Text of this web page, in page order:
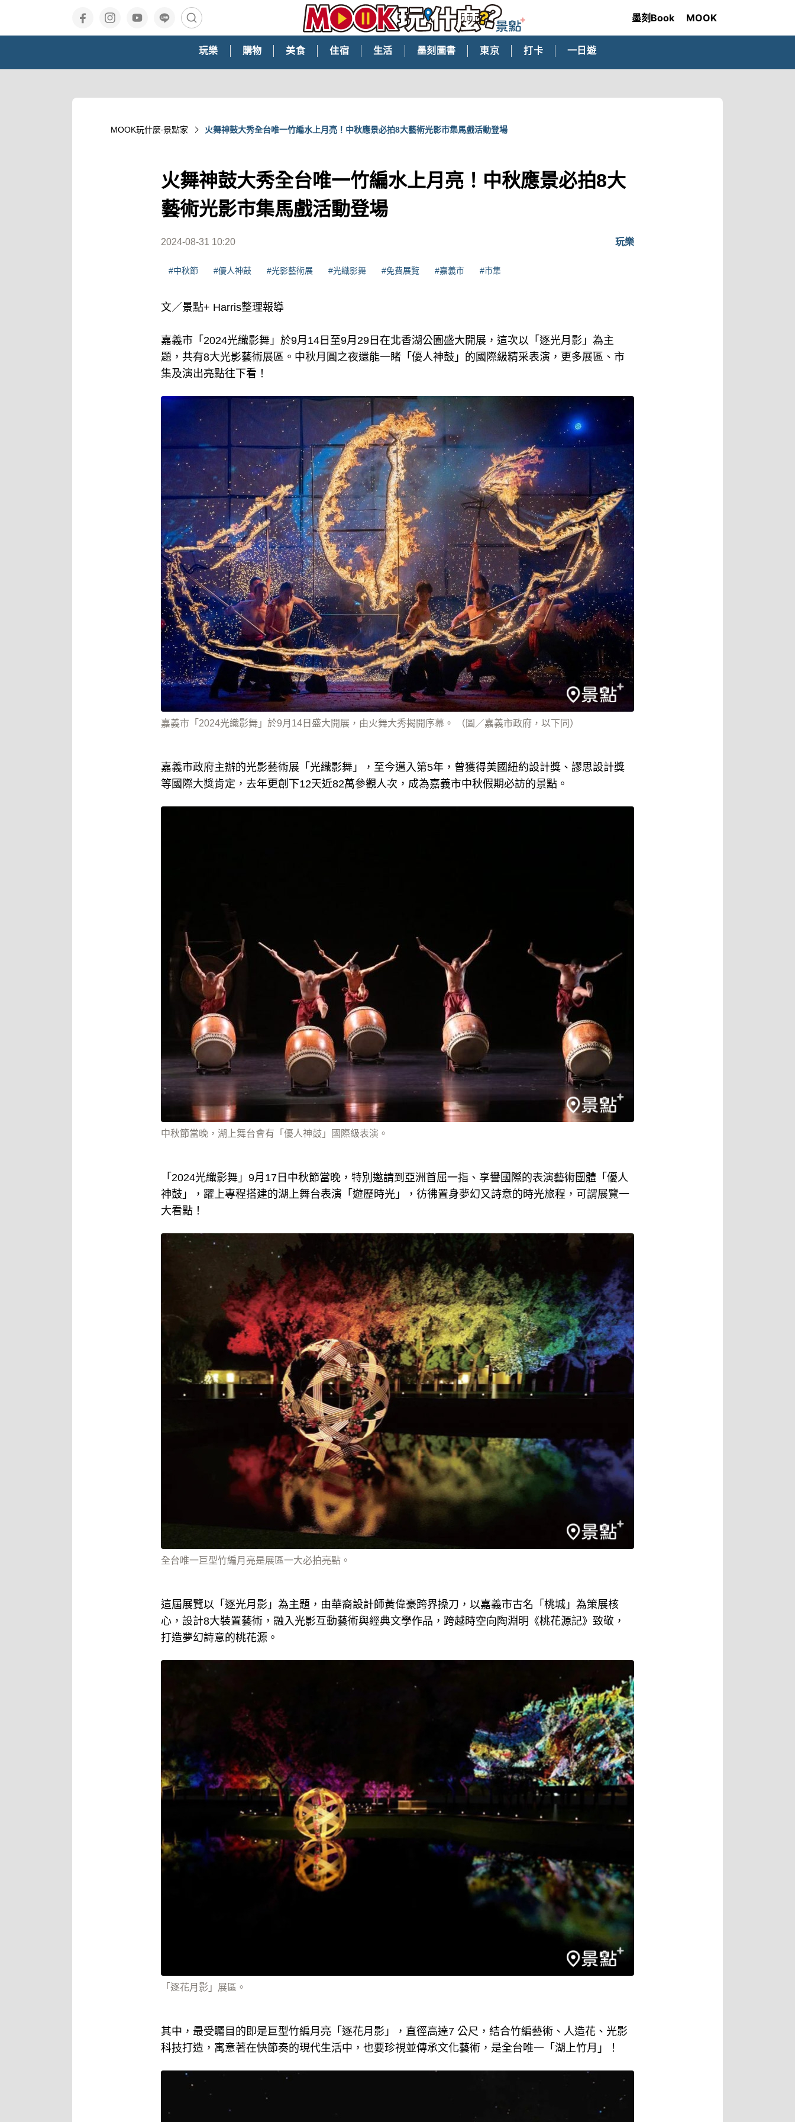
墨刻Book MOOK
玩樂 購物 美食 住宿 生活 墨刻圖書 東京 打卡 一日遊
MOOK玩什麼‧景點家 火舞神鼓大秀全台唯一竹編水上月亮！中秋應景必拍8大藝術光影市集馬戲活動登場
火舞神鼓大秀全台唯一竹編水上月亮！中秋應景必拍8大
藝術光影市集馬戲活動登場
2024-08-31 10:20 玩樂
#中秋節 #優人神鼓 #光影藝術展 #光織影舞 #免費展覽 #嘉義市 #市集
文／景點+ Harris整理報導
嘉義市「2024光織影舞」於9月14日至9月29日在北香湖公園盛大開展，這次以「逐光月影」為主
題，共有8大光影藝術展區。中秋月圓之夜還能一睹「優人神鼓」的國際級精采表演，更多展區、市
集及演出亮點往下看！
嘉義市「2024光織影舞」於9月14日盛大開展，由火舞大秀揭開序幕。 （圖／嘉義市政府，以下同）
嘉義市政府主辦的光影藝術展「光織影舞」，至今邁入第5年，曾獲得美國紐約設計獎、謬思設計獎
等國際大獎肯定，去年更創下12天近82萬參觀人次，成為嘉義市中秋假期必訪的景點。
中秋節當晚，湖上舞台會有「優人神鼓」國際級表演。
「2024光織影舞」9月17日中秋節當晚，特別邀請到亞洲首屈一指、享譽國際的表演藝術團體「優人
神鼓」，躍上專程搭建的湖上舞台表演「遊歷時光」，彷彿置身夢幻又詩意的時光旅程，可謂展覽一
大看點！
全台唯一巨型竹編月亮是展區一大必拍亮點。
這屆展覽以「逐光月影」為主題，由華裔設計師黃偉豪跨界操刀，以嘉義市古名「桃城」為策展核
心，設計8大裝置藝術，融入光影互動藝術與經典文學作品，跨越時空向陶淵明《桃花源記》致敬，
打造夢幻詩意的桃花源。
「逐花月影」展區。
其中，最受矚目的即是巨型竹編月亮「逐花月影」，直徑高達7 公尺，結合竹編藝術、人造花、光影
科技打造，寓意著在快節奏的現代生活中，也要珍視並傳承文化藝術，是全台唯一「湖上竹月」！